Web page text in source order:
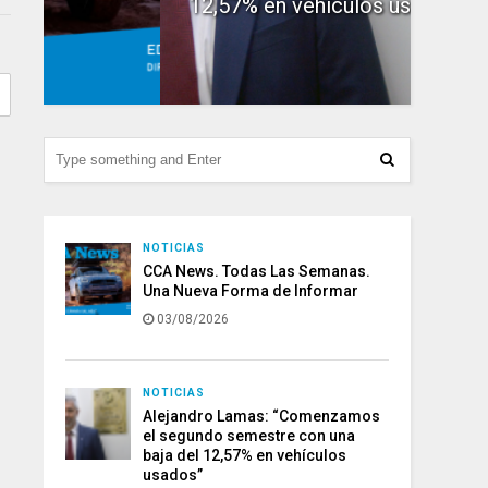
12,57% en vehículos usados”
NOTICIAS
CCA News. Todas Las Semanas.
Una Nueva Forma de Informar
03/08/2026
NOTICIAS
Alejandro Lamas: “Comenzamos
el segundo semestre con una
baja del 12,57% en vehículos
usados”